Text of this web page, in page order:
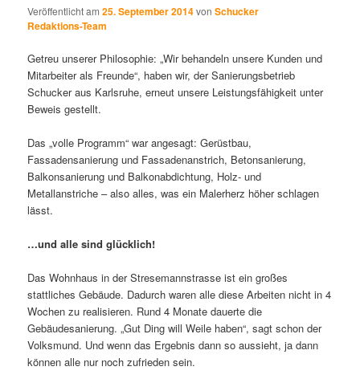
Veröffentlicht am25. September 2014vonSchucker
Redaktions-Team
Getreu unserer Philosophie: „Wir behandeln unsere Kunden und
Mitarbeiter als Freunde“, haben wir, der Sanierungsbetrieb
Schucker aus Karlsruhe, erneut unsere Leistungsfähigkeit unter
Beweis gestellt.
Das „volle Programm“ war angesagt: Gerüstbau,
Fassadensanierung und Fassadenanstrich, Betonsanierung,
Balkonsanierung und Balkonabdichtung, Holz- und
Metallanstriche – also alles, was ein Malerherz höher schlagen
lässt.
…und alle sind glücklich!
Das Wohnhaus in der Stresemannstrasse ist ein großes
stattliches Gebäude. Dadurch waren alle diese Arbeiten nicht in 4
Wochen zu realisieren. Rund 4 Monate dauerte die
Gebäudesanierung. „Gut Ding will Weile haben“, sagt schon der
Volksmund. Und wenn das Ergebnis dann so aussieht, ja dann
können alle nur noch zufrieden sein.